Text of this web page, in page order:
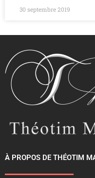
30 septembre 2019
À PROPOS DE THÉOTIM